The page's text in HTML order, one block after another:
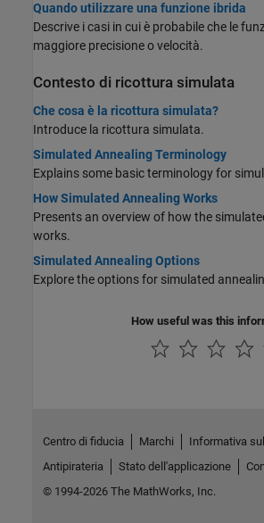
Quando utilizzare una funzione ibrida
Descrive i casi in cui è probabile che le
maggiore precisione o velocità.
Contesto di ricottura simulata
Che cosa è la ricottura simulata?
Introduce la ricottura simulata.
Simulated Annealing Terminology
Explains some basic terminology for
How Simulated Annealing Works
Presents an overview of how the
works.
Simulated Annealing Options
Explore the options for simulated
How useful was this
Centro di fiducia Marchi
Informativa
Antipirateria
Stato dell'applicazione
© 1994-2026 The MathWorks, Inc.